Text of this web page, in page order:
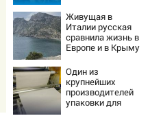
последствия,
атаки на склады
Wildberries,
состояние
пострадавших
Живущая в
Италии русская
сравнила жизнь в
Европе и в Крыму
Один из
крупнейших
производителей
упаковки для